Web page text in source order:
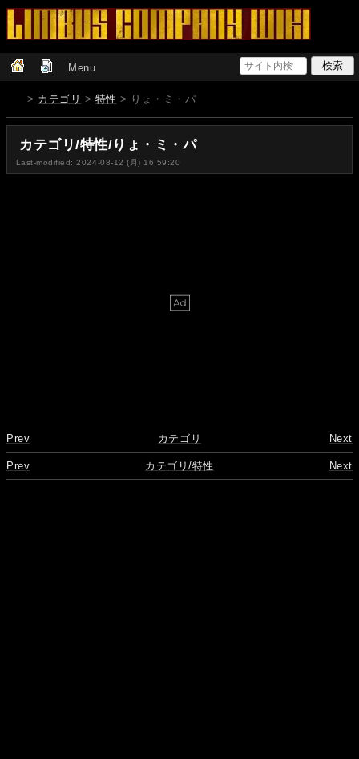
Menu
> カテゴリ > 特性 > りょ・ミ・パ
カテゴリ/特性/りょ・ミ・パ
Last-modified: 2024-08-12 (月) 16:59:20
Prev Next
カテゴリ
Prev Next
カテゴリ/特性